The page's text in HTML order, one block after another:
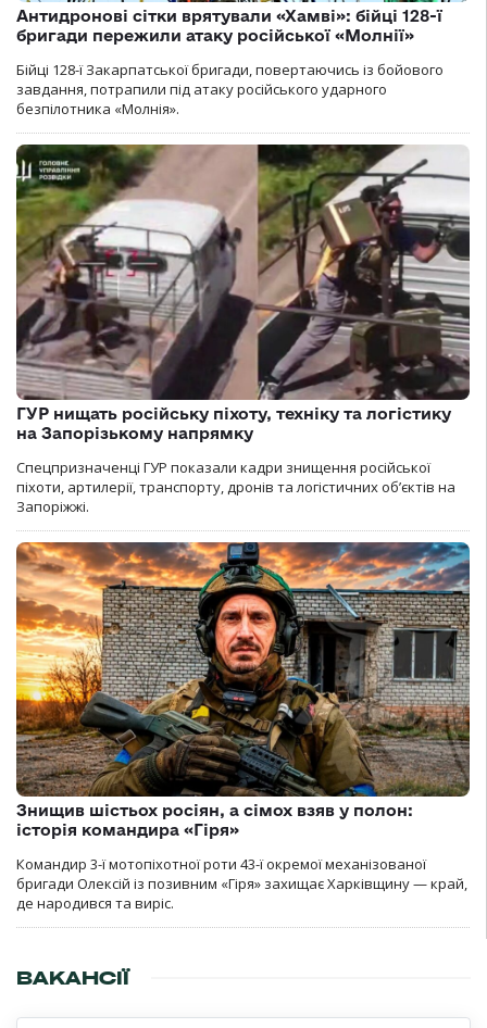
Антидронові сітки врятували «Хамві»: бійці 128-ї
бригади пережили атаку російської «Молнії»
Бійці 128-ї Закарпатської бригади, повертаючись із бойового
завдання, потрапили під атаку російського ударного
безпілотника «Молнія».
ГУР нищать російську піхоту, техніку та логістику
на Запорізькому напрямку
Спецпризначенці ГУР показали кадри знищення російської
піхоти, артилерії, транспорту, дронів та логістичних об’єктів на
Запоріжжі.
Знищив шістьох росіян, а сімох взяв у полон:
історія командира «Гіря»
Командир 3-ї мотопіхотної роти 43-ї окремої механізованої
бригади Олексій із позивним «Гіря» захищає Харківщину — край,
де народився та виріс.
ВАКАНСІЇ